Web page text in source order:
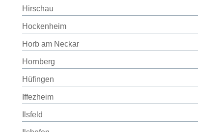
Hirschau
Hockenheim
Horb am Neckar
Hornberg
Hüfingen
Iffezheim
Ilsfeld